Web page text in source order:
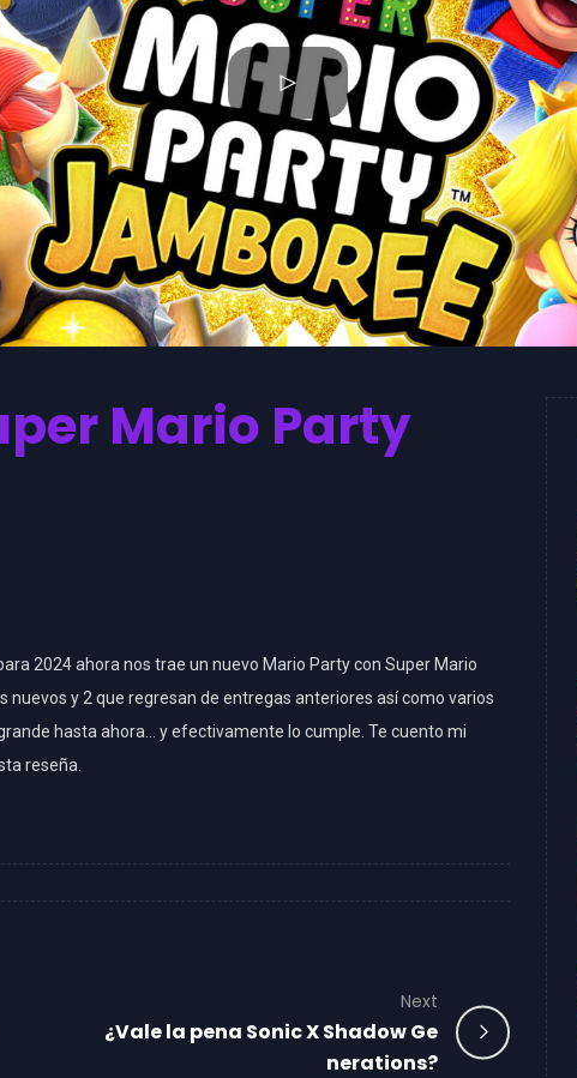
Mario Party
2024 ahora nos trae un nuevo Mario Party con Super Mario
y 2 que regresan de entregas anteriores así como varios
hasta ahora… y efectivamente lo cumple. Te cuento mi
reseña.
Next
¿Vale la pena Sonic X Shadow Ge
nerations?